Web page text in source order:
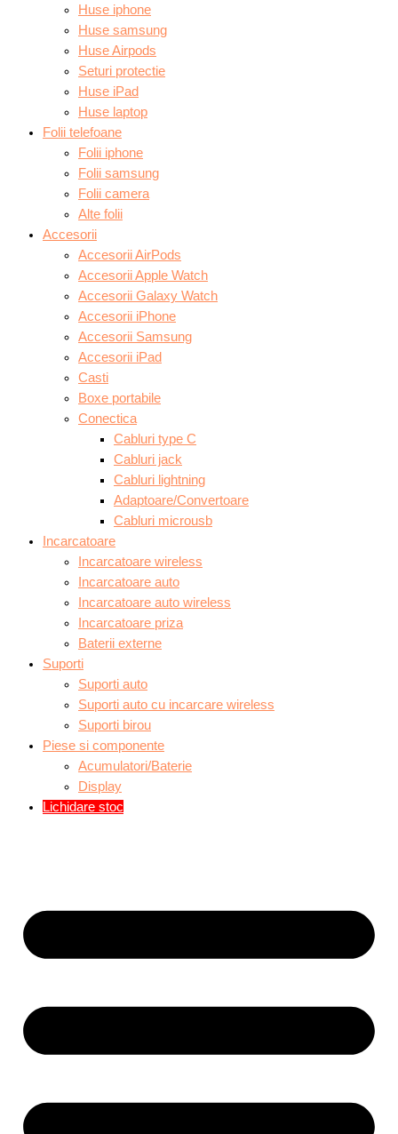
Huse iphone
Huse samsung
Huse Airpods
Seturi protectie
Huse iPad
Huse laptop
Folii telefoane
Folii iphone
Folii samsung
Folii camera
Alte folii
Accesorii
Accesorii AirPods
Accesorii Apple Watch
Accesorii Galaxy Watch
Accesorii iPhone
Accesorii Samsung
Accesorii iPad
Casti
Boxe portabile
Conectica
Cabluri type C
Cabluri jack
Cabluri lightning
Adaptoare/Convertoare
Cabluri microusb
Incarcatoare
Incarcatoare wireless
Incarcatoare auto
Incarcatoare auto wireless
Incarcatoare priza
Baterii externe
Suporti
Suporti auto
Suporti auto cu incarcare wireless
Suporti birou
Piese si componente
Acumulatori/Baterie
Display
Lichidare stoc